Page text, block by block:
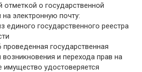
отметкой о государственной
на электронную почту:
единого государственного реестра
проведенная государственная
возникновения и перехода прав на
удостоверяется